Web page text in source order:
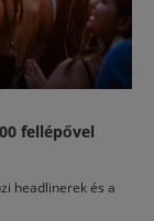
fellépővel
headlinerek és a